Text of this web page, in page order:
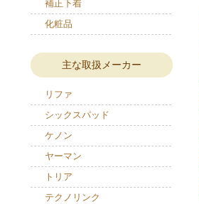
補正下着
化粧品
主な取扱メーカー
リファ
シックスパッド
ケノン
ヤーマン
トリア
テクノリンク